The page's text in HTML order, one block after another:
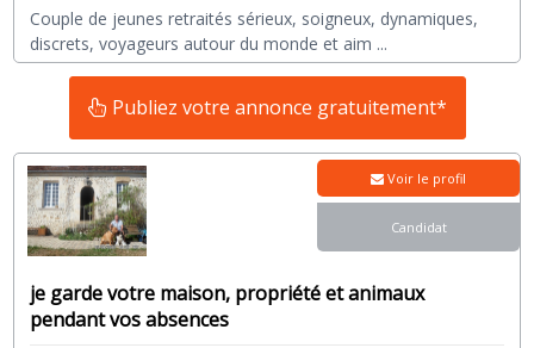
Couple de jeunes retraités sérieux, soigneux, dynamiques,
discrets, voyageurs autour du monde et aim ...
Publiez votre annonce gratuitement*
je garde votre maison, propriété et animaux
pendant vos absences
Voir le profil
Candidat